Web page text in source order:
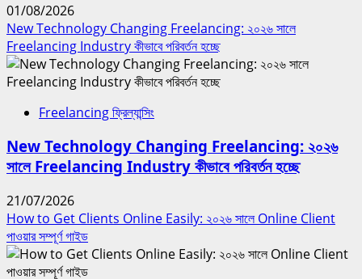
01/08/2026
New Technology Changing Freelancing: ২০২৬ সালে
Freelancing Industry কীভাবে পরিবর্তন হচ্ছে
Freelancing ফ্রিল্যান্সিং
New Technology Changing Freelancing: ২০২৬
সালে Freelancing Industry কীভাবে পরিবর্তন হচ্ছে
21/07/2026
How to Get Clients Online Easily: ২০২৬ সালে Online Client
পাওয়ার সম্পূর্ণ গাইড